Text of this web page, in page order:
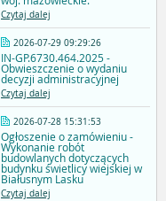
Czytaj dalej
2026-07-29 09:29:26
IN-GP.6730.464.2025 -
Obwieszczenie o wydaniu
decyzji administracyjnej
Czytaj dalej
2026-07-28 15:31:53
Ogłoszenie o zamówieniu -
Wykonanie robót
budowlanych dotyczących
budynku świetlicy wiejskiej w
Białusnym Lasku
Czytaj dalej